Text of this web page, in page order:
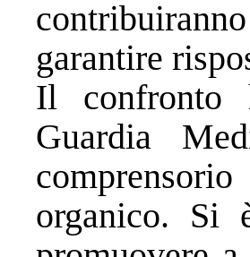
garantire
Il confronto
Guardia
organico. Si